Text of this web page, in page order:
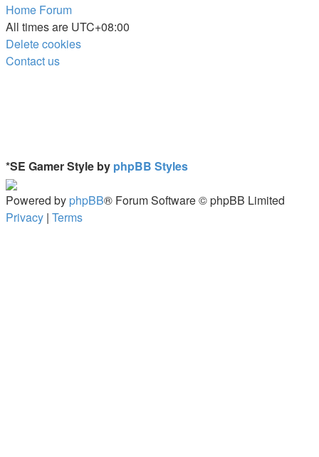
Home Forum
All times are UTC+08:00
Delete cookies
Contact us
*SE Gamer Style by phpBB Styles
Powered by phpBB® Forum Software © phpBB Limited
Privacy | Terms